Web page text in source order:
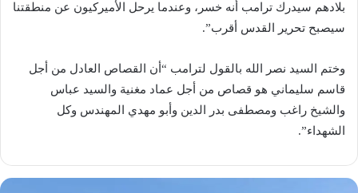
بلادهم سيدرك ترامب أنه خسر، وعندما يرحل الأميركيون عن منطقتنا
سيصبح تحرير القدس أقرب”.
وختم السيد نصر الله بالقول لترامب “أن القصاص العادل من أجل
قاسم سليماني هو قصاص من أجل عماد مغنية والسيد عباس
والشيخ راغب ومصطفى بدر الدين وأبو مهدي المهندس وكل
الشهداء”.